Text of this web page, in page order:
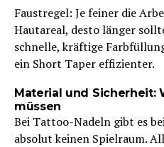
Faustregel: Je feiner die
Hautareal, desto länger
schnelle, kräftige
ein Short Taper effizienter.
Material und Sicherheit:
müssen
Bei Tattoo-Nadeln gibt es
absolut keinen Spielraum.